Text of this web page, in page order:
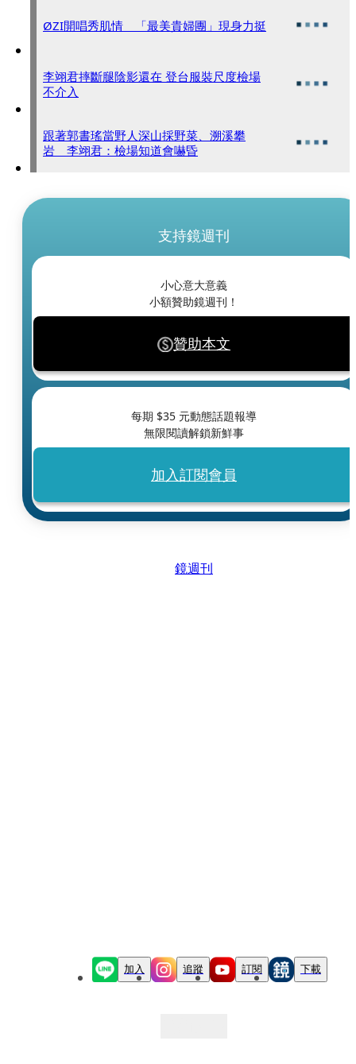
ØZI開唱秀肌情 「最美貴婦團」現身力挺
李翊君摔斷腿陰影還在 登台服裝尺度檢場
不介入
跟著郭書瑤當野人深山採野菜、溯溪攀
岩 李翊君：檢場知道會嚇昏
支持鏡週刊
小心意大意義
小額贊助鏡週刊！
贊助本文
每期 $35 元動態話題報導
無限閱讀解鎖新鮮事
加入訂閱會員
鏡週刊
加入 追蹤 訂閱 下載